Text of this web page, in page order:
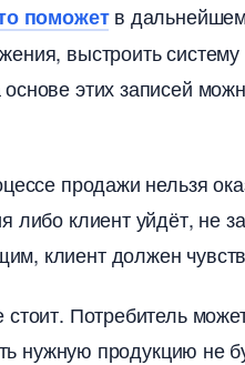
поможетдальнейшем
выстроить
этих записей
продажи нельзя
либо клиент уйдёт, не
клиент должен
Потребитель
нужную продукцию не